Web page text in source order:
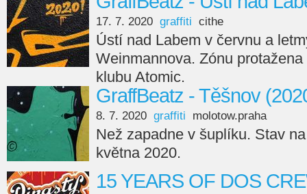
17. 7. 2020 graffiti cithe
Ústí nad Labem v červnu a
Weinmannova. Zónu
klubu Atomic.
GraffBeatz - Těšnov
8. 7. 2020 graffiti molotow.praha
Než zapadne v šuplíku. Stav
května 2020.
15 YEARS OF DOS